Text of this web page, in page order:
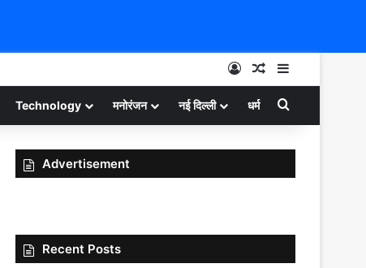
Log InRandom Article
Sidebar
Technology मनोरंजन नई दिल्ली धर्म Search for
Advertisement
Recent Posts